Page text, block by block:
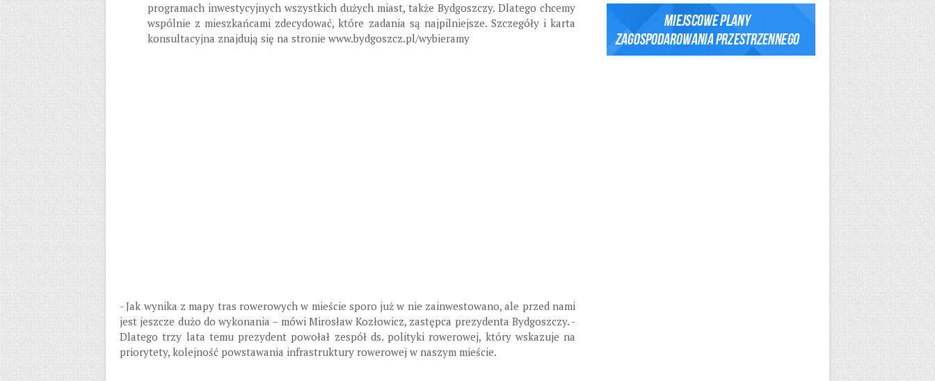
programach inwestycyjnych wszystkich dużych miast, także Bydgoszczy. Dlatego chcemy
wspólnie z mieszkańcami zdecydować, które zadania są najpilniejsze. Szczegóły i karta
konsultacyjna znajdują się na stronie www.bydgoszcz.pl/wybieramy
- Jak wynika z mapy tras rowerowych w mieście sporo już w nie zainwestowano, ale przed nami
jest jeszcze dużo do wykonania – mówi Mirosław Kozłowicz, zastępca prezydenta Bydgoszczy. -
Dlatego trzy lata temu prezydent powołał zespół ds. polityki rowerowej, który wskazuje na
priorytety, kolejność powstawania infrastruktury rowerowej w naszym mieście.